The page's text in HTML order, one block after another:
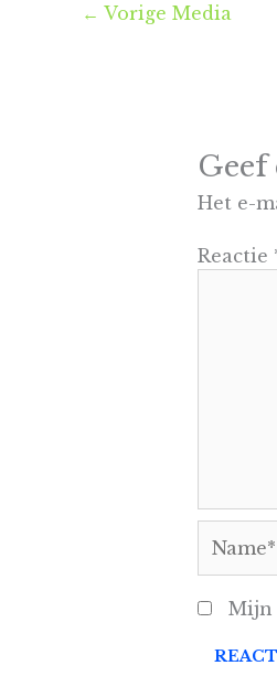
← Vorige Media
Geef
Het e-
Reactie
Mijn